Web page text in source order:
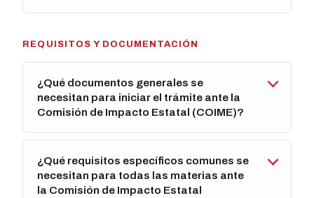
REQUISITOS Y DOCUMENTACIÓN
¿Qué documentos generales se
necesitan para iniciar el trámite ante la
Comisión de Impacto Estatal (COIME)?
¿Qué requisitos específicos comunes se
necesitan para todas las materias ante
la Comisión de Impacto Estatal